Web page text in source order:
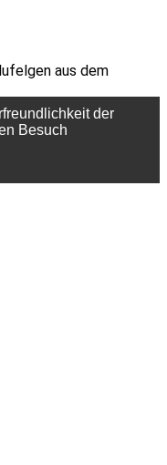
aus dem
der
Besuch